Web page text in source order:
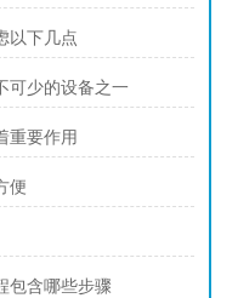
以下几点
可少的设备之一
重要作用
便
包含哪些步骤